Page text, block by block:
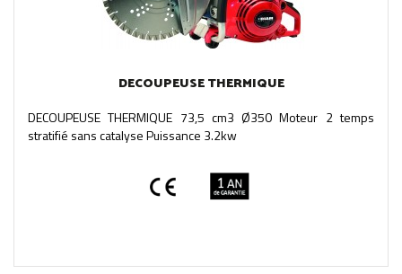
DECOUPEUSE THERMIQUE
DECOUPEUSE THERMIQUE 73,5 cm3 Ø350 Moteur 2 temps
stratifié sans catalyse Puissance 3.2kw